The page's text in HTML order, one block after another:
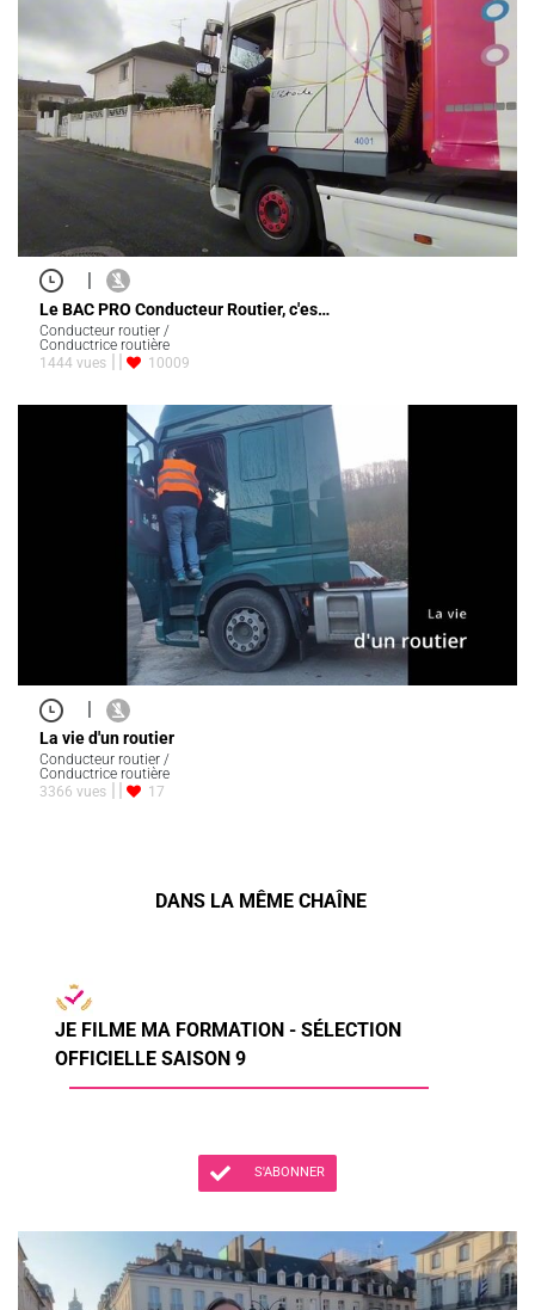
|
Le BAC PRO Conducteur Routier, c'es…
Conducteur routier /
Conductrice routière
1444 vues
10009
|
La vie d'un routier
Conducteur routier /
Conductrice routière
3366 vues
17
DANS LA MÊME CHAÎNE
JE FILME MA FORMATION - SÉLECTION
OFFICIELLE SAISON 9
S'ABONNER